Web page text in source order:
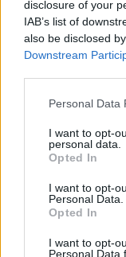
disclosure of your
IAB’s list of
also be disclosed
Downstream
Personal Data
I want to opt-
personal data.
Opted In
I want to opt-
Personal Data.
Opted In
I want to opt-
Personal Data
Esim for USA|